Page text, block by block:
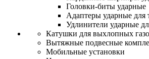
Головки-биты ударные
Адаптеры ударные для
Удлинители ударные
Катушки для выхлопных
Вытяжные подвесные
Мобильные установки